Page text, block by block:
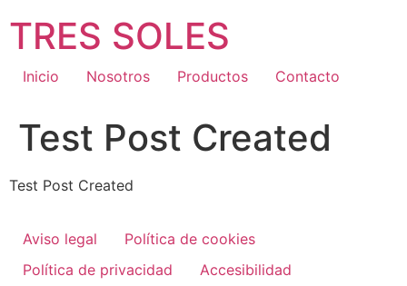
al
contenido
TRES SOLES
Inicio Nosotros Productos Contacto
Test Post Created
Test Post Created
Aviso legal
Política de cookies
Política de privacidad
Accesibilidad